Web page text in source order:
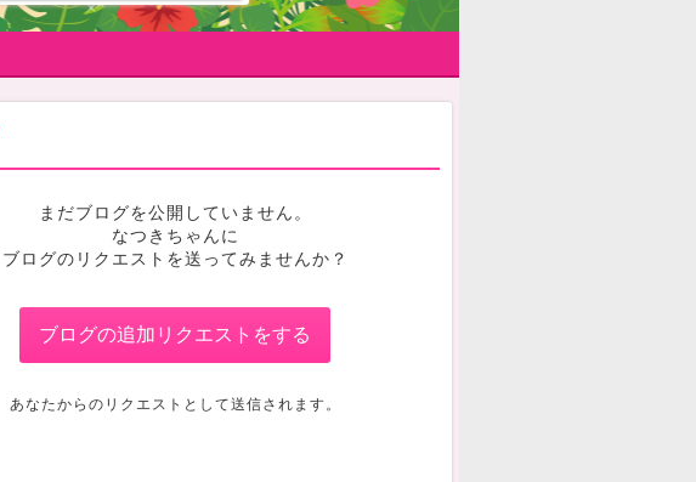
まだブログを公開していません。
なつきちゃんに
ブログのリクエストを送ってみませんか？
ブログの追加リクエストをする
あなたからのリクエストとして送信されます。